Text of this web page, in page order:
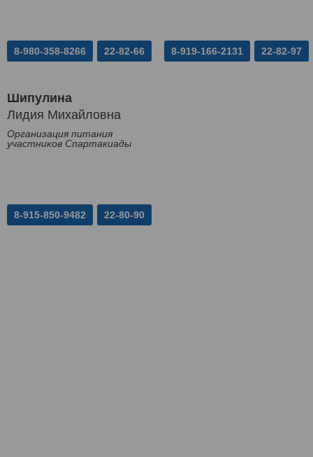
8-980-358-8266 22-82-66 8-919-166-2131 22-82-97
Шипулина
Лидия Михайловна
Организация питания
участников Спартакиады
8-915-850-9482 22-80-90